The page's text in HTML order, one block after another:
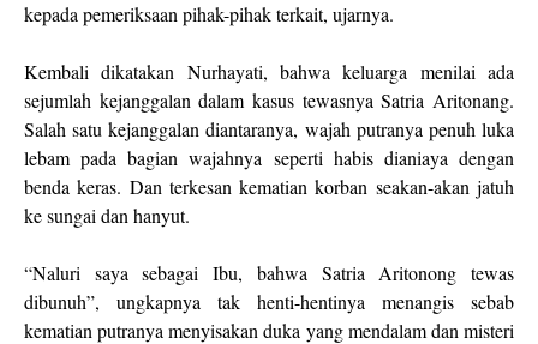
kepada pemeriksaan pihak-pihak terkait, ujarnya.
Kembali dikatakan Nurhayati, bahwa keluarga menilai ada
sejumlah kejanggalan dalam kasus tewasnya Satria Aritonang.
Salah satu kejanggalan diantaranya, wajah putranya penuh luka
lebam pada bagian wajahnya seperti habis dianiaya dengan
benda keras. Dan terkesan kematian korban seakan-akan jatuh
ke sungai dan hanyut.
“Naluri saya sebagai Ibu, bahwa Satria Aritonong tewas
dibunuh”, ungkapnya tak henti-hentinya menangis sebab
kematian putranya menyisakan duka yang mendalam dan misteri